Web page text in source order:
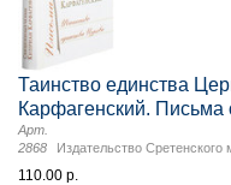
Таинство единства
Карфагенский. Письма
Издательство Сретенского
Арт.
2868
110.00 р.